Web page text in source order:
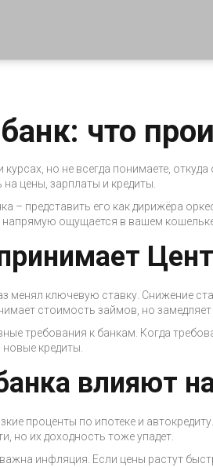
что
но не всегда понимаете,
на цены, зарплаты и кредиты.
– представить его как дирижёра
напрямую ощущается в вашем
менял ключевую ставку. Снижение
стоимость займов, но замедляет
требования к банкам. Когда
кредиты.
влияют
проценты по ипотеке и
но их доходность тоже упадет.
инфляция. Если цены растут